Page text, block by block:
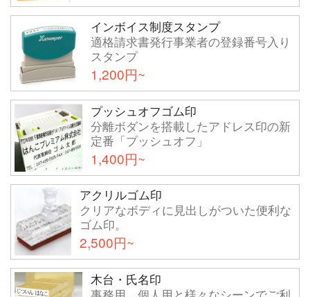
インボイス制度スタンプ
適格請求書発行事業者の登録番号入り
スタンプ
1,200円~
プッシュオフゴム印
分離ボダンを搭載したアドレス印の新
定番「プッシュオフ」
1,400円~
アクリルゴム印
クリアなボディに見出しがついた便利な
ゴム印。
2,500円~
木台・氏名印